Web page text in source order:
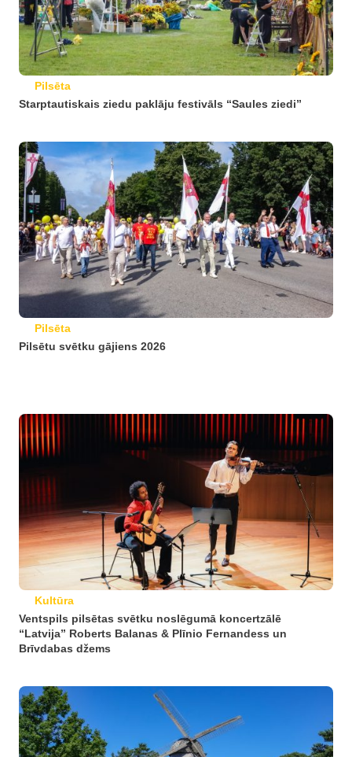
Pilsēta
Starptautiskais ziedu paklāju festivāls “Saules ziedi”
Pilsēta
Pilsētu svētku gājiens 2026
Kultūra
Ventspils pilsētas svētku noslēgumā koncertzālē
“Latvija” Roberts Balanas & Plīnio Fernandess un
Brīvdabas džems